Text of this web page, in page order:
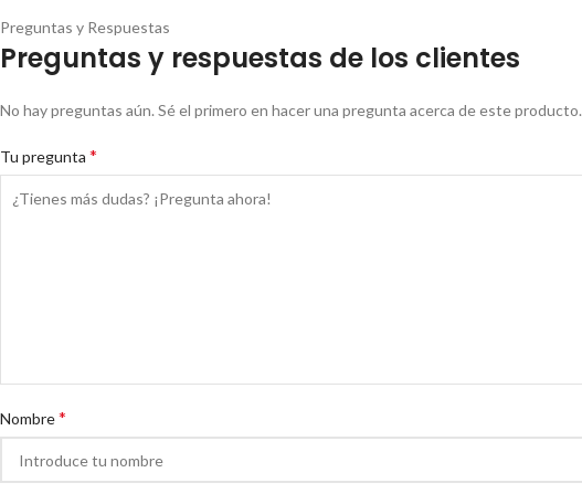
Preguntas y Respuestas
Preguntas y respuestas de los clientes
No hay preguntas aún. Sé el primero en hacer una pregunta acerca de este producto.
Tu pregunta *
Nombre*